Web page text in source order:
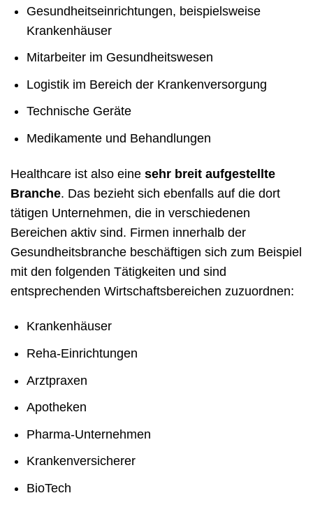
Gesundheitseinrichtungen, beispielsweise
Krankenhäuser
Mitarbeiter im Gesundheitswesen
Logistik im Bereich der Krankenversorgung
Technische Geräte
Medikamente und Behandlungen
Healthcare ist also eine sehr breit aufgestellte
Branche. Das bezieht sich ebenfalls auf die dort
tätigen Unternehmen, die in verschiedenen
Bereichen aktiv sind. Firmen innerhalb der
Gesundheitsbranche beschäftigen sich zum Beispiel
mit den folgenden Tätigkeiten und sind
entsprechenden Wirtschaftsbereichen zuzuordnen:
Krankenhäuser
Reha-Einrichtungen
Arztpraxen
Apotheken
Pharma-Unternehmen
Krankenversicherer
BioTech